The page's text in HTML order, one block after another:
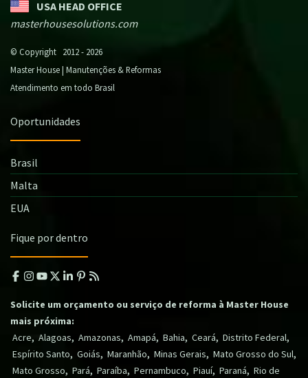
USA HEAD OFFICE
masterhousesolutions.com
© Copyright 2012 - 2026
Master House | Manutenções & Reformas
Atendimento em todo Brasil
Oportunidades
Brasil
Malta
EUA
Fique por dentro
Solicite um orçamento ou serviço de reforma à Master House
mais próxima:
Acre, Alagoas, Amazonas, Amapá, Bahia, Ceará, Distrito Federal,
Espírito Santo, Goiás, Maranhão, Minas Gerais, Mato Grosso do Sul,
Mato Grosso, Pará, Paraíba, Pernambuco, Piauí, Paraná, Rio de